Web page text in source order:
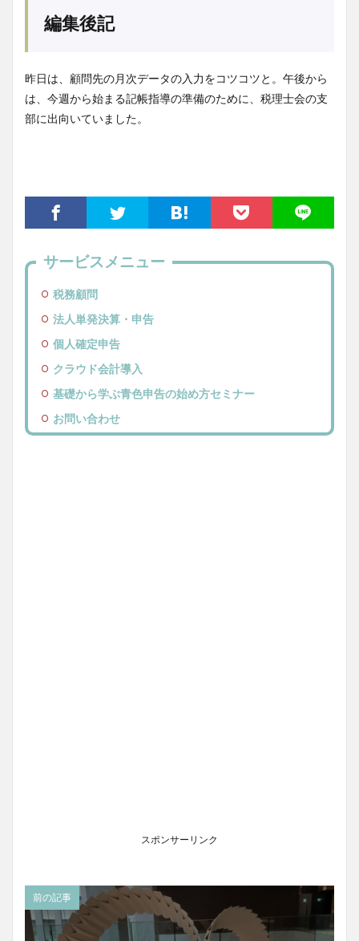
編集後記
昨日は、顧問先の月次データの入力をコツコツと。午後から
は、今週から始まる記帳指導の準備のために、税理士会の支
部に出向いていました。
サービスメニュー
税務顧問
法人単発決算・申告
個人確定申告
クラウド会計導入
基礎から学ぶ青色申告の始め方セミナー
お問い合わせ
スポンサーリンク
前の記事